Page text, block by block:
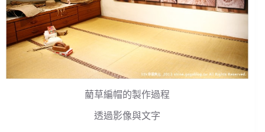
藺草編帽的製作過程
透過影像與文字